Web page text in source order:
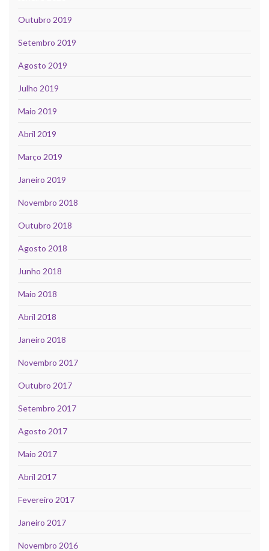
Outubro 2019
Setembro 2019
Agosto 2019
Julho 2019
Maio 2019
Abril 2019
Março 2019
Janeiro 2019
Novembro 2018
Outubro 2018
Agosto 2018
Junho 2018
Maio 2018
Abril 2018
Janeiro 2018
Novembro 2017
Outubro 2017
Setembro 2017
Agosto 2017
Maio 2017
Abril 2017
Fevereiro 2017
Janeiro 2017
Novembro 2016